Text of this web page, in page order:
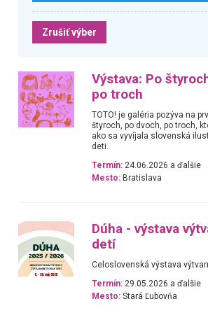
Zrušiť výber
Výstava: Po
po troch
TOTO! je galéria pozýva na
štyroch, po dvoch, po troch,
ako sa vyvíjala slovenská
deti.
Termín: 24.06.2026 a ďalšie
Mesto: Bratislava
Dúha - výstava
detí
Celoslovenská výstava
Termín: 29.05.2026 a ďalšie
Mesto: Stará Ľubovňa